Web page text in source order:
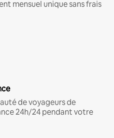
mensuel unique sans frais
de voyageurs de
24h/24 pendant votre